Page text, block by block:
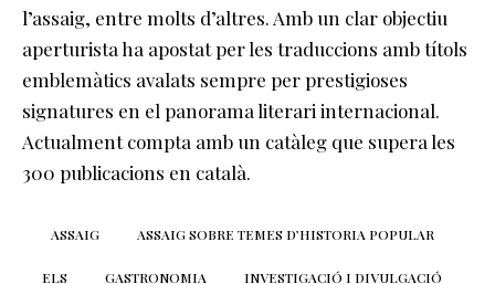
l’assaig, entre molts d’altres. Amb un clar objectiu
aperturista ha apostat per les traduccions amb títols
emblemàtics avalats sempre per prestigioses
signatures en el panorama literari internacional.
Actualment compta amb un catàleg que supera les
300 publicacions en català.
ASSAIG ASSAIG SOBRE TEMES D’HISTORIA POPULAR
ELS GASTRONOMIA INVESTIGACIÓ I DIVULGACIÓ